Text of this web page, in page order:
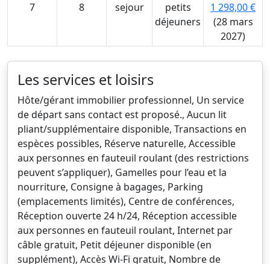
7
8 sejour
petits
déjeuners
1 298,00 €
(28 mars
2027)
Les services et loisirs
Hôte/gérant immobilier professionnel, Un service
de départ sans contact est proposé., Aucun lit
pliant/supplémentaire disponible, Transactions en
espèces possibles, Réserve naturelle, Accessible
aux personnes en fauteuil roulant (des restrictions
peuvent s’appliquer), Gamelles pour l’eau et la
nourriture, Consigne à bagages, Parking
(emplacements limités), Centre de conférences,
Réception ouverte 24 h/24, Réception accessible
aux personnes en fauteuil roulant, Internet par
câble gratuit, Petit déjeuner disponible (en
supplément), Accès Wi-Fi gratuit, Nombre de